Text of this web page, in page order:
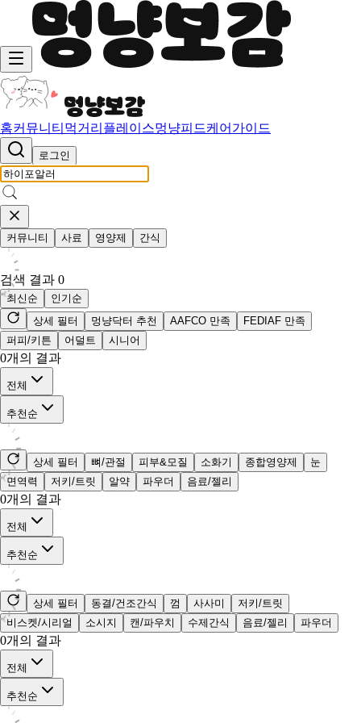
홈커뮤니티 먹거리 플레이스멍냥피드케어가이드
로그인
커뮤니티 사료 영양제 간식
검색 결과 0
최신순
인기순
상세 필터
멍냥닥터 추천 AAFCO 만족
FEDIAF 만족
퍼피/키튼
어덜트 시니어
0개의 결과
전체
추천순
상세 필터 뼈/관절 피부&모질 소화기 종합영양제
눈
면역력
저키/트릿 알약 파우더 음료/젤리
0개의 결과
전체
추천순
상세 필터 동결/건조간식 껌 사사미
저키/트릿
비스켓/시리얼
소시지 캔/파우치 수제간식 음료/젤리 파우더
0개의 결과
전체
추천순